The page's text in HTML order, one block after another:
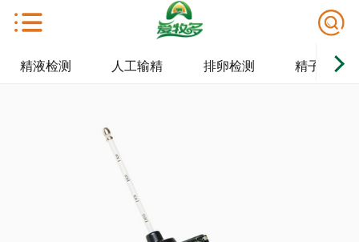
精液检测 人工输精 排卵检测 精子保存